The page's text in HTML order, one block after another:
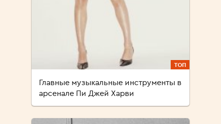
ТОП
Главные музыкальные инструменты в
арсенале Пи Джей Харви